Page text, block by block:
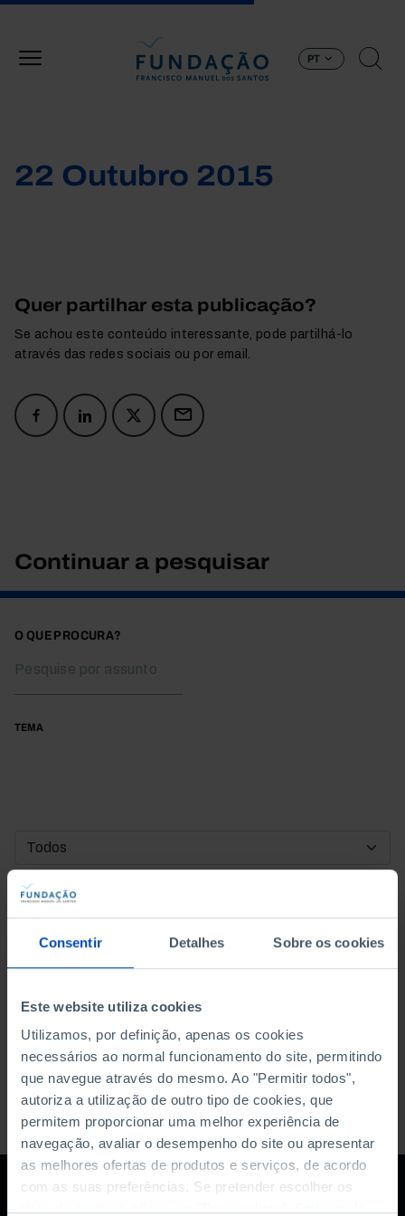
Consentir Detalhes Sobre os cookies
Este website utiliza cookies
Utilizamos, por definição, apenas os cookies
necessários ao normal funcionamento do site, permitindo
que navegue através do mesmo. Ao "Permitir todos",
autoriza a utilização de outro tipo de cookies, que
permitem proporcionar uma melhor experiência de
navegação, avaliar o desempenho do site ou apresentar
as melhores ofertas de produtos e serviços, de acordo
com as suas preferências. Se pretender escolher os
PT
22 Outubro 2015
Quer partilhar esta publicação?
Se achou este conteúdo interessante, pode partilhá-lo
através das redes sociais ou por email.
Continuar a pesquisar
O QUE PROCURA?
TEMA
DATA DE INÍCIO
DATA DE FIM